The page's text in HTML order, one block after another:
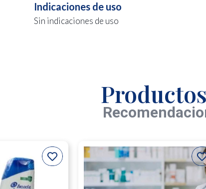
Indicaciones de uso
Sin indicaciones de uso